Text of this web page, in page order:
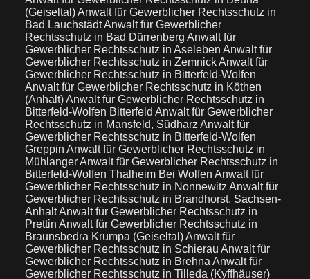
(Geiseltal)Anwalt für Gewerblicher Rechtsschutz in
Bad LauchstädtAnwalt für Gewerblicher
Rechtsschutz in Bad Dürrenberg Anwalt für
Gewerblicher Rechtsschutz in Aseleben Anwalt für
Gewerblicher Rechtsschutz in ZemnickAnwalt für
Gewerblicher Rechtsschutz in Bitterfeld-Wolfen
Anwalt für Gewerblicher Rechtsschutz in Köthen
(Anhalt)Anwalt für Gewerblicher Rechtsschutz in
Bitterfeld-Wolfen Bitterfeld Anwalt für Gewerblicher
Rechtsschutz in Mansfeld, Südharz Anwalt für
Gewerblicher Rechtsschutz in Bitterfeld-Wolfen
Greppin Anwalt für Gewerblicher Rechtsschutz in
MühlangerAnwalt für Gewerblicher Rechtsschutz in
Bitterfeld-Wolfen Thalheim Bei Wolfen Anwalt für
Gewerblicher Rechtsschutz in Nonnewitz Anwalt für
Gewerblicher Rechtsschutz in Brandhorst, Sachsen-
AnhaltAnwalt für Gewerblicher Rechtsschutz in
Prettin Anwalt für Gewerblicher Rechtsschutz in
Braunsbedra Krumpa (Geiseltal)Anwalt für
Gewerblicher Rechtsschutz in Schierau Anwalt für
Gewerblicher Rechtsschutz in Brehna Anwalt für
Gewerblicher Rechtsschutz in Tilleda (Kyffhäuser)